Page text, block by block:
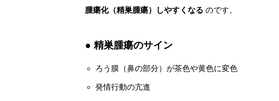
腫瘍化（精巣腫瘍）しやすくなる のです。
● 精巣腫瘍のサイン
ろう膜（鼻の部分）が茶色や黄色に変色
発情行動の亢進